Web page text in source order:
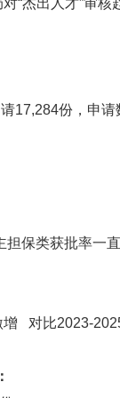
“杰出人才”审核
17,284份，申
担保类获批率一
对比2023-